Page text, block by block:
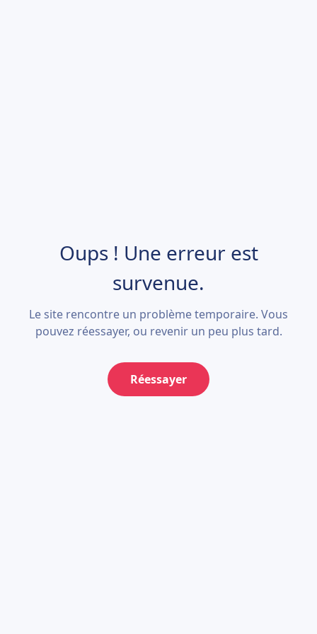
Oups ! Une erreur est
survenue.
Le site rencontre un problème temporaire. Vous
pouvez réessayer, ou revenir un peu plus tard.
Réessayer